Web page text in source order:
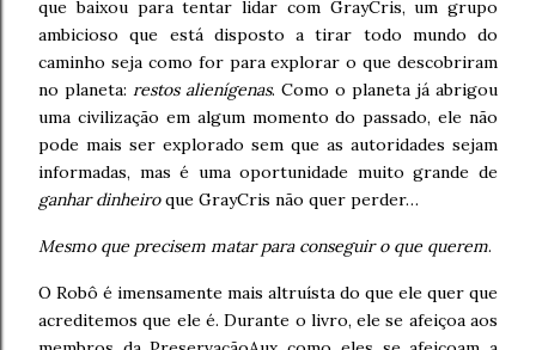
que baixou para tentar lidar com GrayCris, um grupo
ambicioso que está disposto a tirar todo mundo do
caminho seja como for para explorar o que descobriram
no planeta: restos alienígenas. Como o planeta já abrigou
uma civilização em algum momento do passado, ele não
pode mais ser explorado sem que as autoridades sejam
informadas, mas é uma oportunidade muito grande de
ganhar dinheiroque GrayCris não quer perder…
Mesmo que precisem matar para conseguir o que querem.
O Robô é imensamente mais altruísta do que ele quer que
acreditemos que ele é. Durante o livro, ele se afeiçoa aos